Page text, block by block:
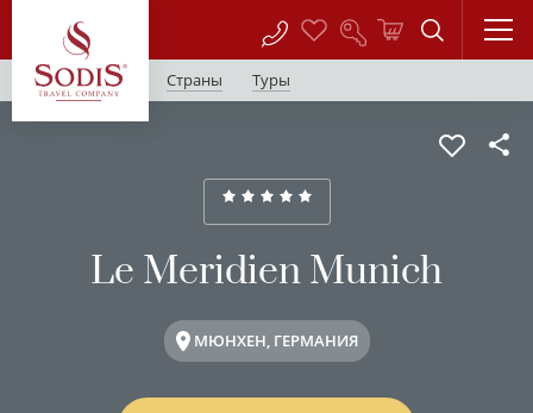
Страны Туры
Le Meridien Munich
МЮНХЕН, ГЕРМАНИЯ